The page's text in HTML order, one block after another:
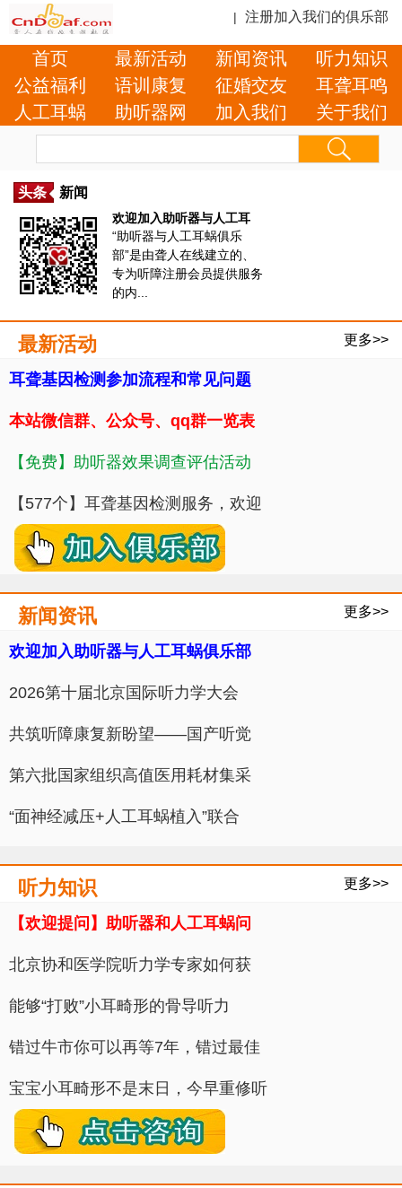
| 注册加入我们的俱乐部
首页 最新活动 新闻资讯
听力知识
公益福利
语训康复 征婚交友
耳聋耳鸣
人工耳蜗
助听器网 加入我们 关于我们
头条 新闻
欢迎加入助听器与人工耳
“助听器与人工耳蜗俱乐
部”是由聋人在线建立的、
专为听障注册会员提供服务
的内...
最新活动 更多>>
耳聋基因检测参加流程和常见问题
本站微信群、公众号、qq群一览表
【免费】助听器效果调查评估活动
【577个】耳聋基因检测服务，欢迎
新闻资讯 更多>>
欢迎加入助听器与人工耳蜗俱乐部
​2026第十届北京国际听力学大会
共筑听障康复新盼望——国产听觉
第六批国家组织高值医用耗材集采
“面神经减压+人工耳蜗植入”联合
听力知识 更多>>
【欢迎提问】助听器和人工耳蜗问
北京协和医学院听力学专家如何获
能够“打败”小耳畸形的骨导听力
错过牛市你可以再等7年，错过最佳
宝宝小耳畸形不是末日，今早重修听